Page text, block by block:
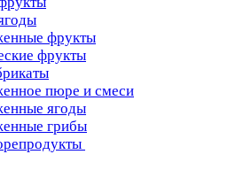
фрукты
фрукты
пюре и смеси
ягоды
грибы